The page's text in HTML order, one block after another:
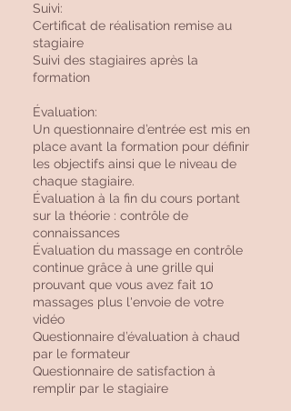
Suivi:
Certificat de réalisation remise au
stagiaire
Suivi des stagiaires après la
formation
Évaluation:
Un questionnaire d’entrée est mis en
place avant la formation pour définir
les objectifs ainsi que le niveau de
chaque stagiaire.
Évaluation à la fin du cours portant
sur la théorie : contrôle de
connaissances
Évaluation du massage en contrôle
continue grâce à une grille qui
prouvant que vous avez fait 10
massages plus l'envoie de votre
vidéo
Questionnaire d’évaluation à chaud
par le formateur
Questionnaire de satisfaction à
remplir par le stagiaire